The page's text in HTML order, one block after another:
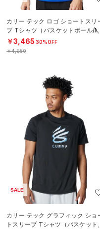
カリー テック ロゴ ショートスリ
ブ Tシャツ（バスケットボール/ME
N）
￥3,465 30%OFF
￥4,950
SALE
カリー テック グラフィック ショ
トスリーブ Tシャツ（バスケットボ